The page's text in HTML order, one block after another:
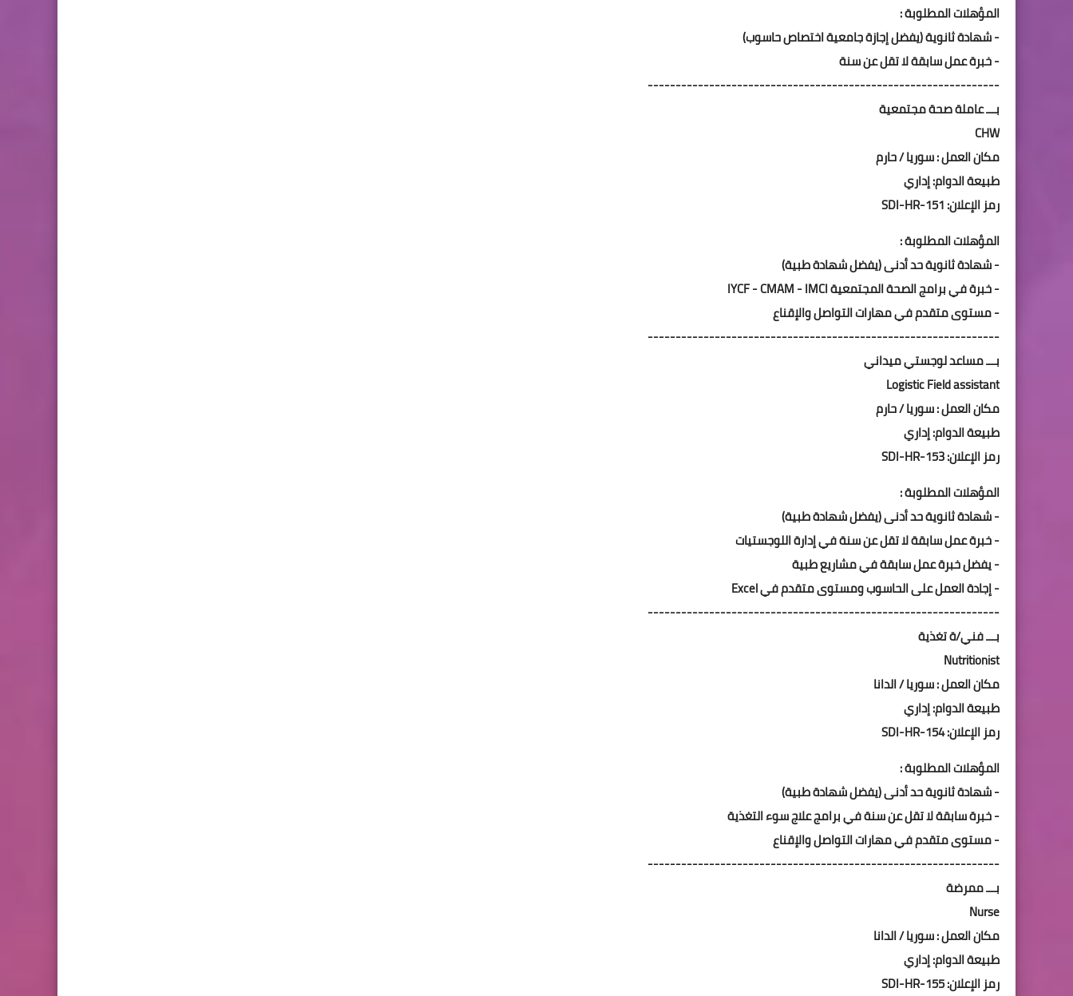
المؤهلات المطلوبة :
- شهادة ثانوية (يفضل إجازة جامعية اختصاص حاسوب)
- خبرة عمل سابقة لا تقل عن سنة
---------------------------------------------------------------
بـــ عاملة صحة مجتمعية
CHW
مكان العمل : سوريا / حارم
طبيعة الدوام: إداري
رمز الإعلان: SDI-HR-151
المؤهلات المطلوبة :
- شهادة ثانوية حد أدنى (يفضل شهادة طبية)
- خبرة في برامج الصحة المجتمعية IYCF - CMAM - IMCI
- مستوى متقدم في مهارات التواصل والإقناع
---------------------------------------------------------------
بـــ مساعد لوجستي ميداني
Logistic Field assistant
مكان العمل : سوريا / حارم
طبيعة الدوام: إداري
رمز الإعلان: SDI-HR-153
المؤهلات المطلوبة :
- شهادة ثانوية حد أدنى (يفضل شهادة طبية)
- خبرة عمل سابقة لا تقل عن سنة في إدارة اللوجستيات
- يفضل خبرة عمل سابقة في مشاريع طبية
- إجادة العمل على الحاسوب ومستوى متقدم في Excel
---------------------------------------------------------------
بـــ فني/ة تغذية
Nutritionist
مكان العمل : سوريا / الدانا
طبيعة الدوام: إداري
رمز الإعلان: SDI-HR-154
المؤهلات المطلوبة :
- شهادة ثانوية حد أدنى (يفضل شهادة طبية)
- خبرة سابقة لا تقل عن سنة في برامج علاج سوء التغذية
- مستوى متقدم في مهارات التواصل والإقناع
---------------------------------------------------------------
بـــ ممرضة
Nurse
مكان العمل : سوريا / الدانا
طبيعة الدوام: إداري
رمز الإعلان: SDI-HR-155